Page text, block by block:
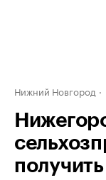
Нижний Новгород